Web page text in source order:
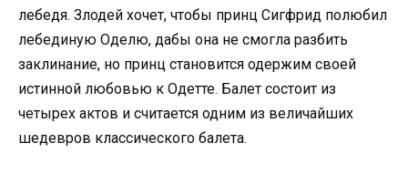
лебедя. Злодей хочет, чтобы принц Сигфрид полюбил
лебединую Оделю, дабы она не смогла разбить
заклинание, но принц становится одержим своей
истинной любовью к Одетте. Балет состоит из
четырех актов и считается одним из величайших
шедевров классического балета.